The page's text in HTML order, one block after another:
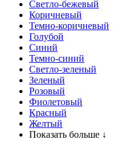
Светло-бежевый
Коричневый
Темно-коричневый
Голубой
Синий
Темно-синий
Светло-зеленый
Зеленый
Розовый
Фиолетовый
Красный
Желтый
Показать больше ↓